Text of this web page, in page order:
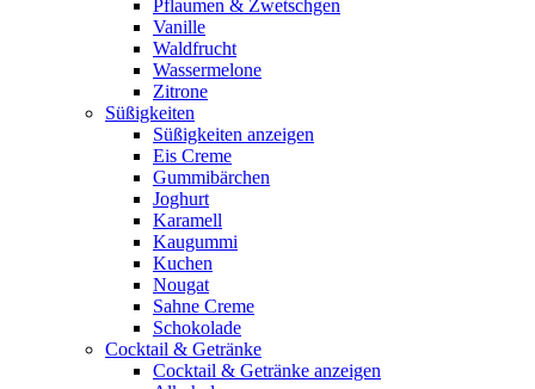
Pflaumen & Zwetschgen
Vanille
Waldfrucht
Wassermelone
Zitrone
Süßigkeiten
Süßigkeiten anzeigen
Eis Creme
Gummibärchen
Joghurt
Karamell
Kaugummi
Kuchen
Nougat
Sahne Creme
Schokolade
Cocktail & Getränke
Cocktail & Getränke anzeigen